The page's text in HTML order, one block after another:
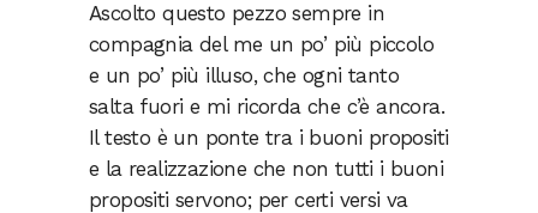
Ascolto questo pezzo sempre in
compagnia del me un po’ più piccolo
e un po’ più illuso, che ogni tanto
salta fuori e mi ricorda che c’è ancora.
Il testo è un ponte tra i buoni propositi
e la realizzazione che non tutti i buoni
propositi servono; per certi versi va